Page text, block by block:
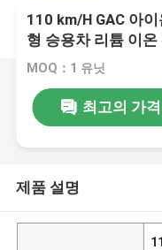
110 km/H GAC 아
형 승용차 리튬 이온
MOQ：1 유닛
최고의 가격
제품 설명